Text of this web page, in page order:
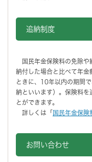
追納制度
国民年金保険料の免除や
納付した場合と比べて年金
ときに、10年以内の期間
納といいます）。保険料を
とができます。
詳しくは「 国民年金保険
お問い合わせ